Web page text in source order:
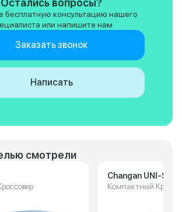
смотрели
Changan UNI-S
Компактный
Остались вопросы?
бесплатную консультацию нашего
или напишите нам
Заказать звонок
Написать